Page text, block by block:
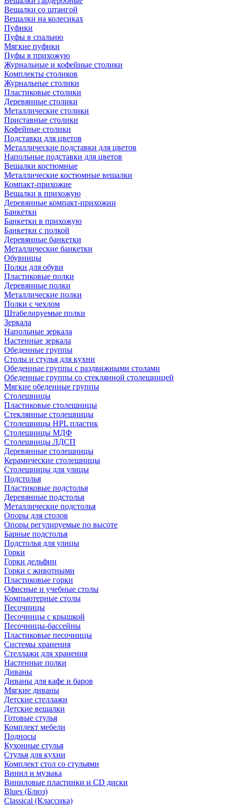
Вешалки со штангой
Вешалки на колесиках
Пуфики
Пуфы в спальню
Мягкие пуфики
Пуфы в прихожую
Журнальные и кофейные столики
Комплекты столиков
Журнальные столики
Пластиковые столики
Деревянные столики
Металлические столики
Приставные столики
Кофейные столики
Подставки для цветов
Металлические подставки для цветов
Напольные подставки для цветов
Вешалки костюмные
Металлические костюмные вешалки
Компакт-прихожие
Вешалки в прихожую
Деревянные компакт-прихожии
Банкетки
Банкетки в прихожую
Банкетки с полкой
Деревянные банкетки
Металлические банкетки
Обувницы
Полки для обуви
Пластиковые полки
Деревянные полки
Металлические полки
Полки с чехлом
Штабелируемые полки
Зеркала
Напольные зеркала
Настенные зеркала
Обеденные группы
Столы и стулья для кухни
Обеденные группы с раздвижными столами
Обеденные группы со стеклянной столешницей
Мягкие обеденные группы
Столешницы
Пластиковые столешницы
Стеклянные столешницы
Столешницы HPL пластик
Столешницы МДФ
Столешницы ЛДСП
Деревянные столешницы
Керамические столешницы
Столешницы для улицы
Подстолья
Пластиковые подстолья
Деревянные подстолья
Металлические подстолья
Опоры для столов
Опоры регулируемые по высоте
Барные подстолья
Подстолья для улицы
Горки
Горки дельфин
Горки с животными
Пластиковые горки
Офисные и учебные столы
Компьютерные столы
Песочницы
Песочницы с крышкой
Песочницы-бассейны
Пластиковые песочницы
Системы хранения
Стеллажи для хранения
Настенные полки
Диваны
Диваны для кафе и баров
Мягкие диваны
Детские стеллажи
Детские вешалки
Готовые стулья
Комплект мебели
Подносы
Кухонные стулья
Стулья для кухни
Комплект стол со стульями
Винил и музыка
Виниловые пластинки и CD диски
Blues (Блюз)
Classical (Классика)